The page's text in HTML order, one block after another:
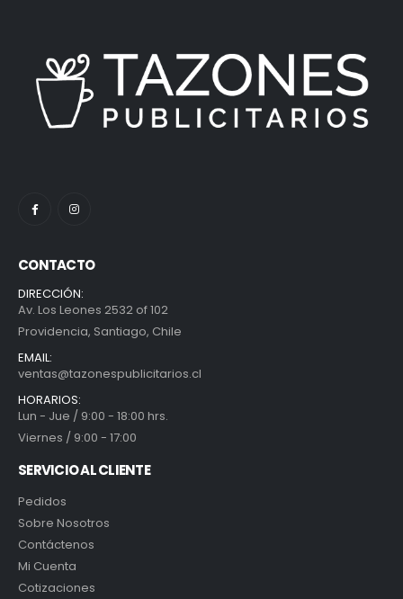
CONTACTO
DIRECCIÓN:
Av. Los Leones 2532 of 102
Providencia, Santiago, Chile
EMAIL:
ventas@tazonespublicitarios.cl
HORARIOS:
Lun - Jue / 9:00 - 18:00 hrs.
Viernes / 9:00 - 17:00
SERVICIO AL CLIENTE
Pedidos
Sobre Nosotros
Contáctenos
Mi Cuenta
Cotizaciones